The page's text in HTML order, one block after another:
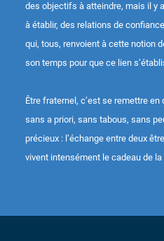
des objectifs à atteindre, mais il y
à établir, des relations de
qui, tous, renvoient à cette notion
son temps pour que ce lien
Être fraternel, c’est se remettre en
sans a priori, sans tabous, sans
précieux : l’échange entre deux
vivent intensément le cadeau de la